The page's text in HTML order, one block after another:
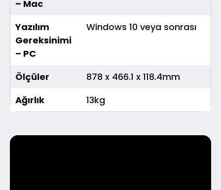
– Mac
Yazılım
Gereksinimi
– PC
Windows 10 veya sonrası
Ölçüler
878 x 466.1 x 118.4mm
Ağırlık
13kg